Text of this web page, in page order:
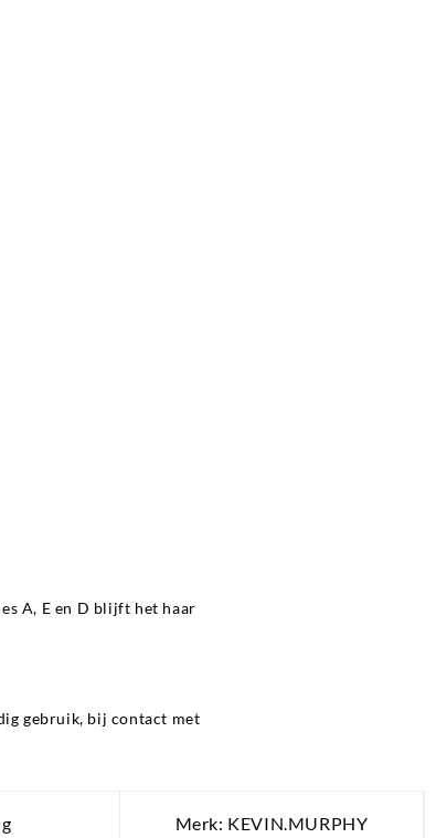
A, E en D blijft het haar
gebruik, bij contact met
Merk: KEVIN.MURPHY